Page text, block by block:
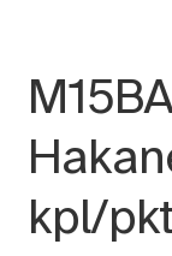
kpl/pkt